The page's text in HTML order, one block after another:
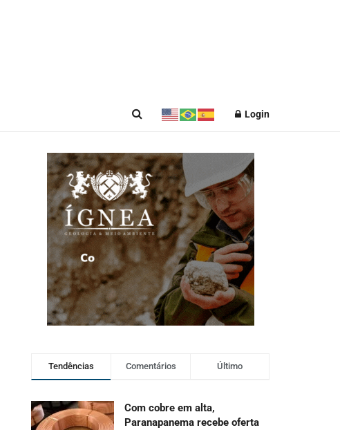
Login
Tendências Comentários Último
Com cobre em alta,
Paranapanema recebe oferta